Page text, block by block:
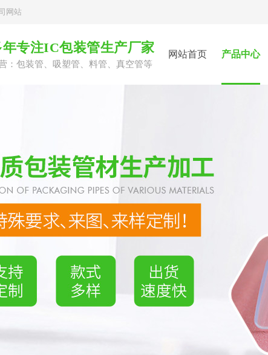
网站
年专注IC包装管生产厂家
：包装管、吸塑管、料管、真空管等
网站首页 产品中心